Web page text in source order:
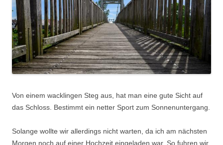
Von einem wacklingen Steg aus, hat man eine gute Sicht auf
das Schloss. Bestimmt ein netter Sport zum Sonnenuntergang.
Solange wollte wir allerdings nicht warten, da ich am nächsten
Morgen noch auf einer Hochzeit eingeladen war. So fuhren wir